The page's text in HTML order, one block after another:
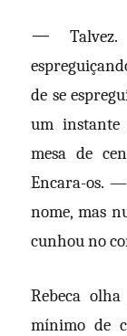
—
de se
um instante
mesa de
Encara-os.
nome, mas
cunhou no
Rebeca
mínimo de